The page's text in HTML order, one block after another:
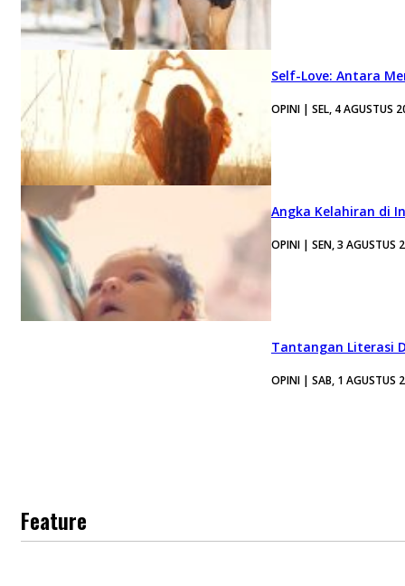
Self-Love: Antara
OPINI | SEL, 4 AGUSTUS
Angka Kelahiran di
OPINI | SEN, 3 AGUSTUS
Tantangan Literasi
OPINI | SAB, 1 AGUSTUS
Feature